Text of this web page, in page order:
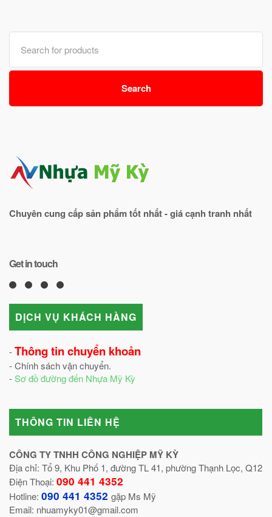
Search
for:
Search
Chuyên cung cấp sản phẩm tốt nhất - giá cạnh tranh nhất
Get in touch
DỊCH VỤ KHÁCH HÀNG
-Thông tin chuyển khoản
- Chính sách vận chuyển.
-Sơ đồ đường đến Nhựa Mỹ Kỳ
THÔNG TIN LIÊN HỆ
CÔNG TY TNHH CÔNG NGHIỆP MỸ KỲ
Địa chỉ: Tổ 9, Khu Phố 1, đường TL 41, phường Thạnh Lọc, Q12
Điện Thoại: 090 441 4352
Hotline: 090 441 4352 gặp Ms Mỹ
Email: nhuamyky01@gmail.com